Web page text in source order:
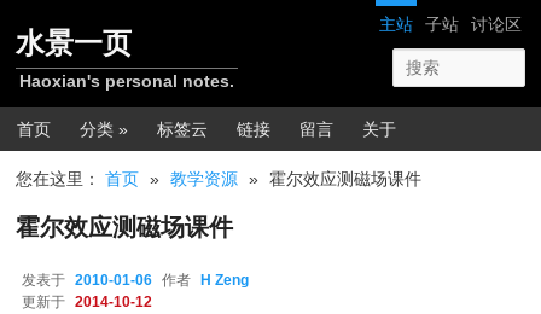
网站导航
主站 子站 讨论区
水景一页
Haoxian's personal notes.
主菜单
首页 分类 » 标签云 链接 留言 关于
您在这里：首页 » 教学资源 » 霍尔效应测磁场课件
霍尔效应测磁场课件
发表于 2010-01-06 作者
H Zeng
更新于
2014-10-12